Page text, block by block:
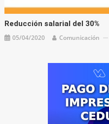
Reducción salarial del 30%
05/04/2020 Comunicación